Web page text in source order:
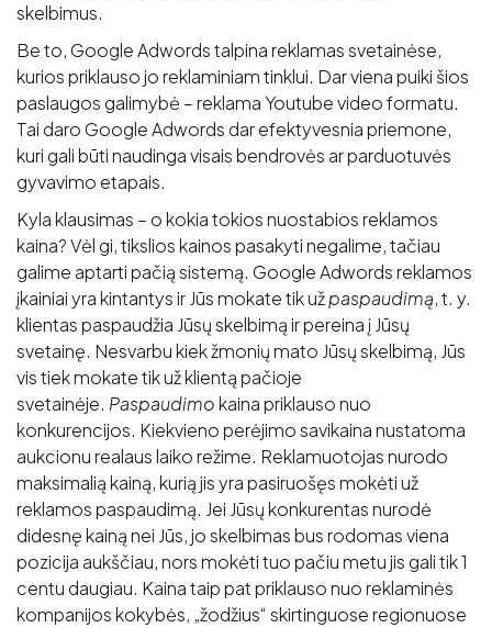
skelbimus.
Be to, Google Adwords talpina reklamas svetainėse,
kurios priklauso jo reklaminiam tinklui. Dar viena puiki šios
paslaugos galimybė – reklama Youtube video formatu.
Tai daro Google Adwords dar efektyvesnia priemone,
kuri gali būti naudinga visais bendrovės ar parduotuvės
gyvavimo etapais.
Kyla klausimas – o kokia tokios nuostabios reklamos
kaina? Vėl gi, tikslios kainos pasakyti negalime, tačiau
galime aptarti pačią sistemą. Google Adwords reklamos
įkainiai yra kintantys ir Jūs mokate tik užpaspaudimą, t. y.
klientas paspaudžia Jūsų skelbimą ir pereina į Jūsų
svetainę. Nesvarbu kiek žmonių mato Jūsų skelbimą, Jūs
vis tiek mokate tik už klientą pačioje
svetainėje. Paspaudimokaina priklauso nuo
konkurencijos. Kiekvieno perėjimo savikaina nustatoma
aukcionu realaus laiko režime. Reklamuotojas nurodo
maksimalią kainą, kurią jis yra pasiruošęs mokėti už
reklamos paspaudimą. Jei Jūsų konkurentas nurodė
didesnę kainą nei Jūs, jo skelbimas bus rodomas viena
pozicija aukščiau, nors mokėti tuo pačiu metu jis gali tik 1
centu daugiau. Kaina taip pat priklauso nuo reklaminės
kompanijos kokybės, „žodžius“ skirtinguose regionuose